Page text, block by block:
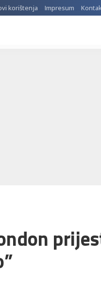
korištenja Impresum